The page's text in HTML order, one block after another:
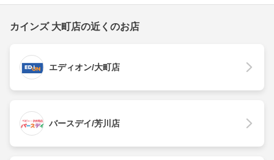
カインズ 大町店の近くのお店
エディオン/大町店
バースデイ/芳川店